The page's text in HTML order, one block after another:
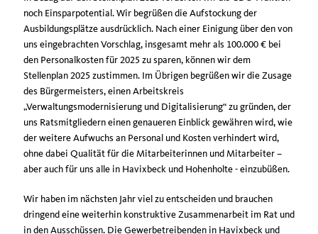
noch Einsparpotential. Wir begrüßen die Aufstockung der
Ausbildungsplätze ausdrücklich. Nach einer Einigung über den von
uns eingebrachten Vorschlag, insgesamt mehr als 100.000 € bei
den Personalkosten für 2025 zu sparen, können wir dem
Stellenplan 2025 zustimmen. Im Übrigen begrüßen wir die Zusage
des Bürgermeisters, einen Arbeitskreis
Verwaltungsmodernisierung und Digitalisierung“ zu gründen, der
uns Ratsmitgliedern einen genaueren Einblick gewähren wird, wie
der weitere Aufwuchs an Personal und Kosten verhindert wird,
ohne dabei Qualität für die Mitarbeiterinnen und Mitarbeiter –
aber auch für uns alle in Havixbeck und Hohenholte - einzubüßen.
Wir haben im nächsten Jahr viel zu entscheiden und brauchen
dringend eine weiterhin konstruktive Zusammenarbeit im Rat und
in den Ausschüssen. Die Gewerbetreibenden in Havixbeck und